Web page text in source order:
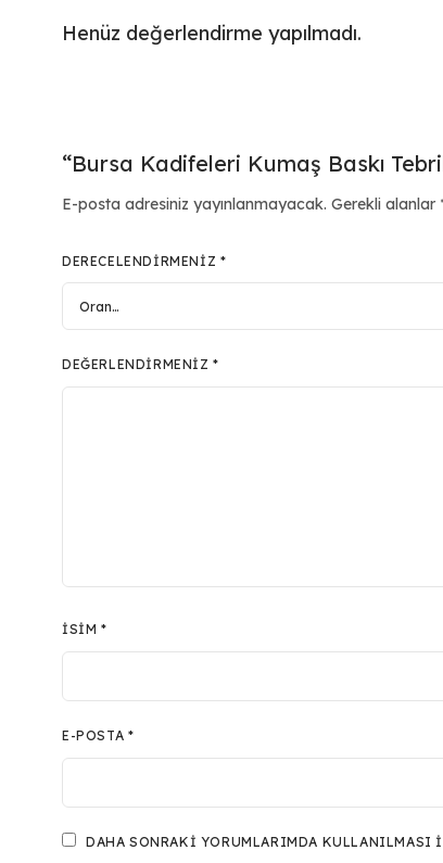
Henüz değerlendirme yapılmadı.
“Bursa Kadifeleri Kumaş Baskı
E-posta adresiniz yayınlanmayacak. Gerekli alanlar
DERECELENDIRMENIZ *
DEĞERLENDIRMENIZ*
İSIM*
E-POSTA *
DAHA SONRAKI YORUMLARIMDA KULLANILMASI